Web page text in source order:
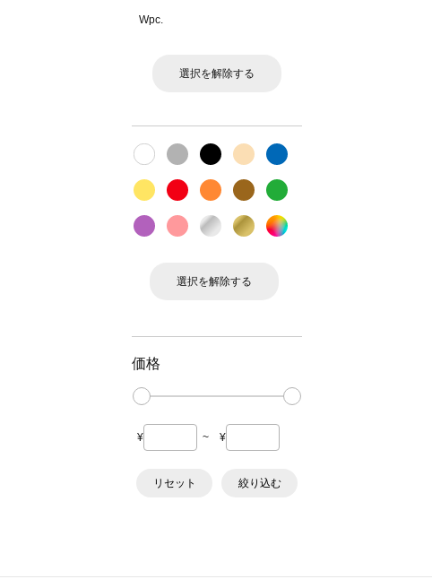
Wpc.
選択を解除する
選択を解除する
価格
¥ ~ ¥
リセット 絞り込む